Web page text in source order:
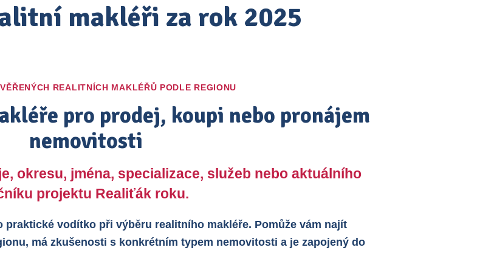
makléři za rok 2025
REALITNÍCH MAKLÉŘŮ PODLE REGIONU
pro prodej, koupi nebo pronájem
nemovitosti
okresu, jména, specializace, služeb nebo aktuálního
projektu Realiťák roku.
praktické vodítko při výběru realitního makléře. Pomůže vám najít
má zkušenosti s konkrétním typem nemovitosti a je zapojený do